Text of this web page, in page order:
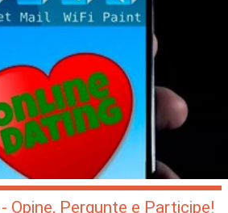
Opine, Pergunte e Participe!